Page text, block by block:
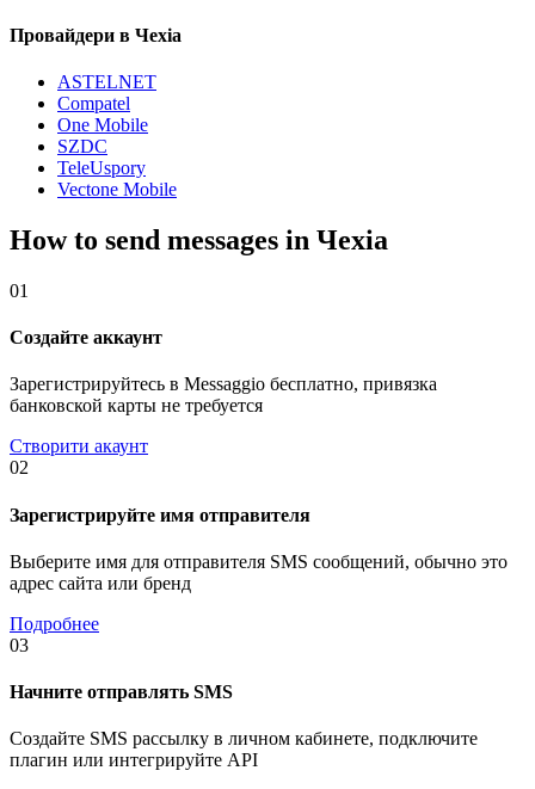
Провайдери в Чехіа
ASTELNET
Compatel
One Mobile
SZDC
TeleUspory
Vectone Mobile
How to send messages in Чехіа
01
Создайте аккаунт
Зарегистрируйтесь в Messaggio бесплатно, привязка
банковской карты не требуется
Створити акаунт
02
Зарегистрируйте имя отправителя
Выберите имя для отправителя SMS сообщений, обычно это
адрес сайта или бренд
Подробнее
03
Начните отправлять SMS
Создайте SMS рассылку в личном кабинете, подключите
плагин или интегрируйте API